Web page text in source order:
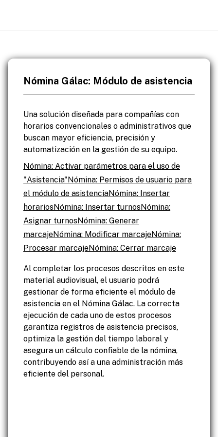
Nómina Gálac: Módulo de asistencia
Una solución diseñada para compañías con
horarios convencionales o administrativos que
buscan mayor eficiencia, precisión y
automatización en la gestión de su equipo.
Nómina: Activar parámetros para el uso de
"Asistencia"Nómina: Permisos de usuario para
el módulo de asistenciaNómina: Insertar
horariosNómina: Insertar turnosNómina:
Asignar turnosNómina: Generar
marcajeNómina: Modificar marcajeNómina:
Procesar marcajeNómina: Cerrar marcaje
Al completar los procesos descritos en este
material audiovisual, el usuario podrá
gestionar de forma eficiente el módulo de
asistencia en el Nómina Gálac. La correcta
ejecución de cada uno de estos procesos
garantiza registros de asistencia precisos,
optimiza la gestión del tiempo laboral y
asegura un cálculo confiable de la nómina,
contribuyendo así a una administración más
eficiente del personal.